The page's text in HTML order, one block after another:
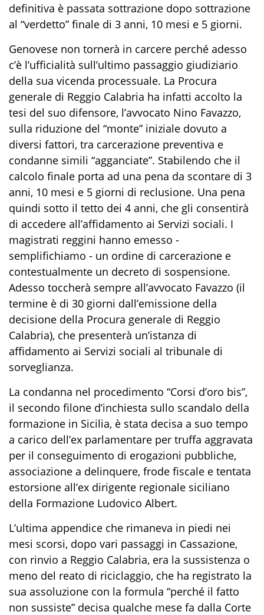
definitiva è passata sottrazione dopo sottrazione
al “verdetto” finale di 3 anni, 10 mesi e 5 giorni.
Genovese non tornerà in carcere perché adesso
c’è l’ufficialità sull’ultimo passaggio giudiziario
della sua vicenda processuale. La Procura
generale di Reggio Calabria ha infatti accolto la
tesi del suo difensore, l’avvocato Nino Favazzo,
sulla riduzione del “monte” iniziale dovuto a
diversi fattori, tra carcerazione preventiva e
condanne simili “agganciate”. Stabilendo che il
calcolo finale porta ad una pena da scontare di 3
anni, 10 mesi e 5 giorni di reclusione. Una pena
quindi sotto il tetto dei 4 anni, che gli consentirà
di accedere all’affidamento ai Servizi sociali. I
magistrati reggini hanno emesso -
semplifichiamo - un ordine di carcerazione e
contestualmente un decreto di sospensione.
Adesso toccherà sempre all’avvocato Favazzo (il
termine è di 30 giorni dall’emissione della
decisione della Procura generale di Reggio
Calabria), che presenterà un’istanza di
affidamento ai Servizi sociali al tribunale di
sorveglianza.
La condanna nel procedimento “Corsi d’oro bis”,
il secondo filone d’inchiesta sullo scandalo della
formazione in Sicilia, è stata decisa a suo tempo
a carico dell’ex parlamentare per truffa aggravata
per il conseguimento di erogazioni pubbliche,
associazione a delinquere, frode fiscale e tentata
estorsione all’ex dirigente regionale siciliano
della Formazione Ludovico Albert.
L’ultima appendice che rimaneva in piedi nei
mesi scorsi, dopo vari passaggi in Cassazione,
con rinvio a Reggio Calabria, era la sussistenza o
meno del reato di riciclaggio, che ha registrato la
sua assoluzione con la formula “perché il fatto
non sussiste” decisa qualche mese fa dalla Corte